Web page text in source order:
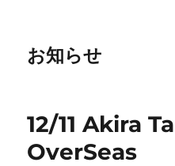
お知らせ
12/11 Akira
OverSeas